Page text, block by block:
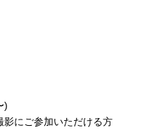
)
にご参加いただける方